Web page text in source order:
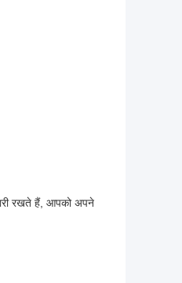
रखते हैं, आपको अपने